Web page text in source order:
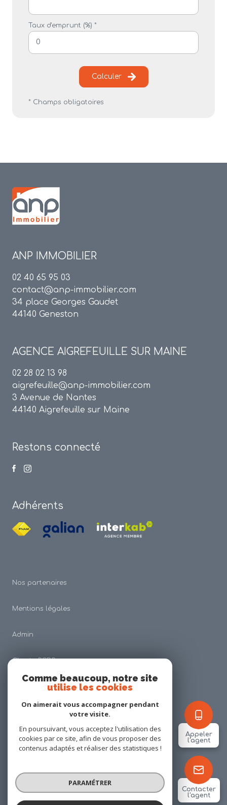
Appeler
l'agent
Contacter
l'agent
Taux d'emprunt (%) *
Calculer
* Champs obligatoires
ANP IMMOBILIER
02 40 65 95 03
contact@anp-immobilier.com
34 place Georges Gaudet
44140 Geneston
AGENCE AIGREFEUILLE SUR MAINE
02 28 02 13 98
aigrefeuille@anp-immobilier.com
3 Avenue de Nantes
44140 Aigrefeuille sur Maine
Restons connecté
Adhérents
Nos partenaires
Mentions légales
Admin
Charte RGDP
Nos honoraires
Cookies
© 2026 | Tous droits réservés
Comme beaucoup, notre site
utilise les cookies
On aimerait vous accompagner pendant
votre visite.
En poursuivant, vous acceptez l'utilisation des
cookies par ce site, afin de vous proposer des
contenus adaptés et réaliser des statistiques !
PARAMÉTRER